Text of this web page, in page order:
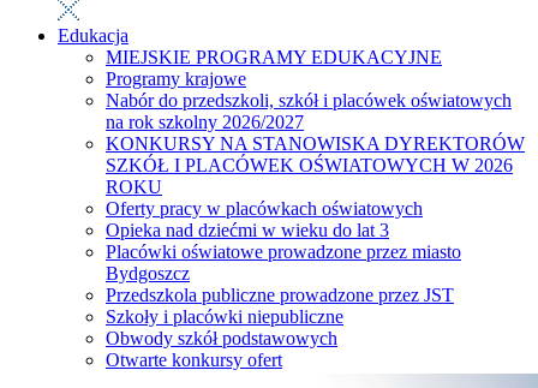
Edukacja
MIEJSKIE PROGRAMY EDUKACYJNE
Programy krajowe
Nabór do przedszkoli, szkół i placówek oświatowych
na rok szkolny 2026/2027
KONKURSY NA STANOWISKA DYREKTORÓW
SZKÓŁ I PLACÓWEK OŚWIATOWYCH W 2026
ROKU
Oferty pracy w placówkach oświatowych
Opieka nad dziećmi w wieku do lat 3
Placówki oświatowe prowadzone przez miasto
Bydgoszcz
Przedszkola publiczne prowadzone przez JST
Szkoły i placówki niepubliczne
Obwody szkół podstawowych
Otwarte konkursy ofert